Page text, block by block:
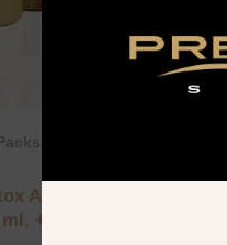
Premium
Alisante Brasil
+ REGALO